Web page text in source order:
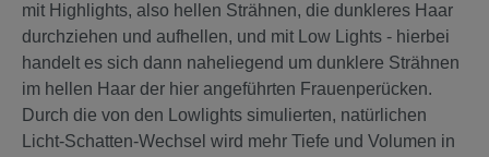
mit Highlights, also hellen Strähnen, die dunkleres Haar
durchziehen und aufhellen, und mit Low Lights - hierbei
handelt es sich dann naheliegend um dunklere Strähnen
im hellen Haar der hier angeführten Frauenperücken.
Durch die von den Lowlights simulierten, natürlichen
Licht-Schatten-Wechsel wird mehr Tiefe und Volumen in